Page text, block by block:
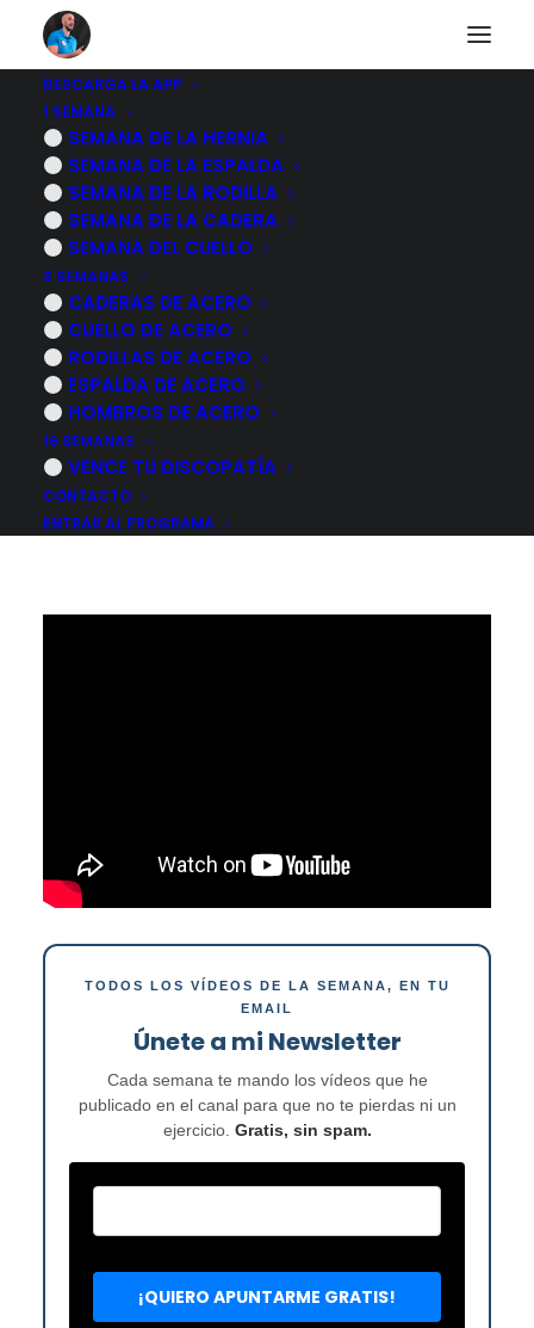
DESCARGA LA APP
1 SEMANA
SEMANA DE LA HERNIA
SEMANA DE LA ESPALDA
SEMANA DE LA RODILLA
SEMANA DE LA CADERA
SEMANA DEL CUELLO
3 SEMANAS
CADERAS DE ACERO
CUELLO DE ACERO
RODILLAS DE ACERO
ESPALDA DE ACERO
HOMBROS DE ACERO
16 SEMANAS
VENCE TU DISCOPATÍA
CONTACTO
ENTRAR AL PROGRAMA
RUTINA de
EJERCICIOS para
FORTALECER el
CUELLO en ADULTOS
MAYORES - 30
MINUTOS
POR
TODOS LOS VÍDEOS DE LA SEMANA, EN TU
EMAIL
Únete a mi Newsletter
Cada semana te mando los vídeos que he
publicado en el canal para que no te pierdas ni un
ejercicio. Gratis, sin spam.